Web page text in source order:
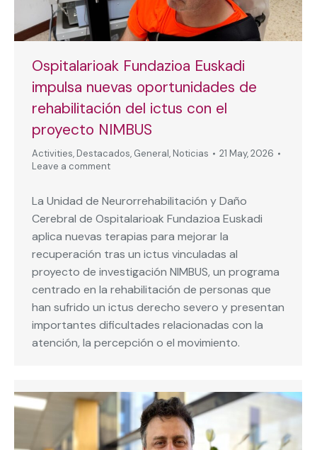
Ospitalarioak Fundazioa Euskadi
impulsa nuevas oportunidades de
rehabilitación del ictus con el
proyecto NIMBUS
Activities, Destacados, General, Noticias
21 May, 2026
Leave a comment
La Unidad de Neurorrehabilitación y Daño
Cerebral de Ospitalarioak Fundazioa Euskadi
aplica nuevas terapias para mejorar la
recuperación tras un ictus vinculadas al
proyecto de investigación NIMBUS, un programa
centrado en la rehabilitación de personas que
han sufrido un ictus derecho severo y presentan
importantes dificultades relacionadas con la
atención, la percepción o el movimiento.